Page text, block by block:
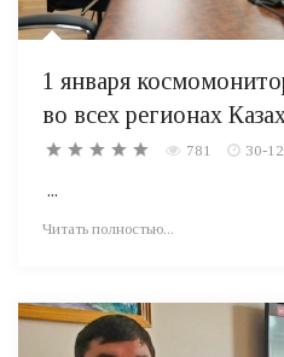
1 января
во всех регионах
781 30-
...
Читать полностью...